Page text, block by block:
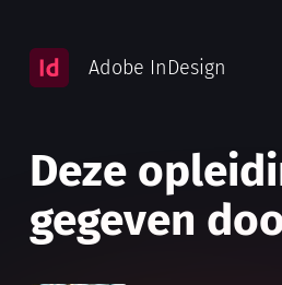
Adobe InDesign
Deze
gegeven